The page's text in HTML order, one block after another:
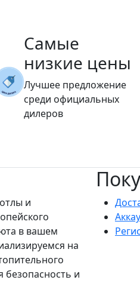
Самые
низкие цены
Лучшее предложение
среди официальных
дилеров
и
в вашем
на
безопасность и